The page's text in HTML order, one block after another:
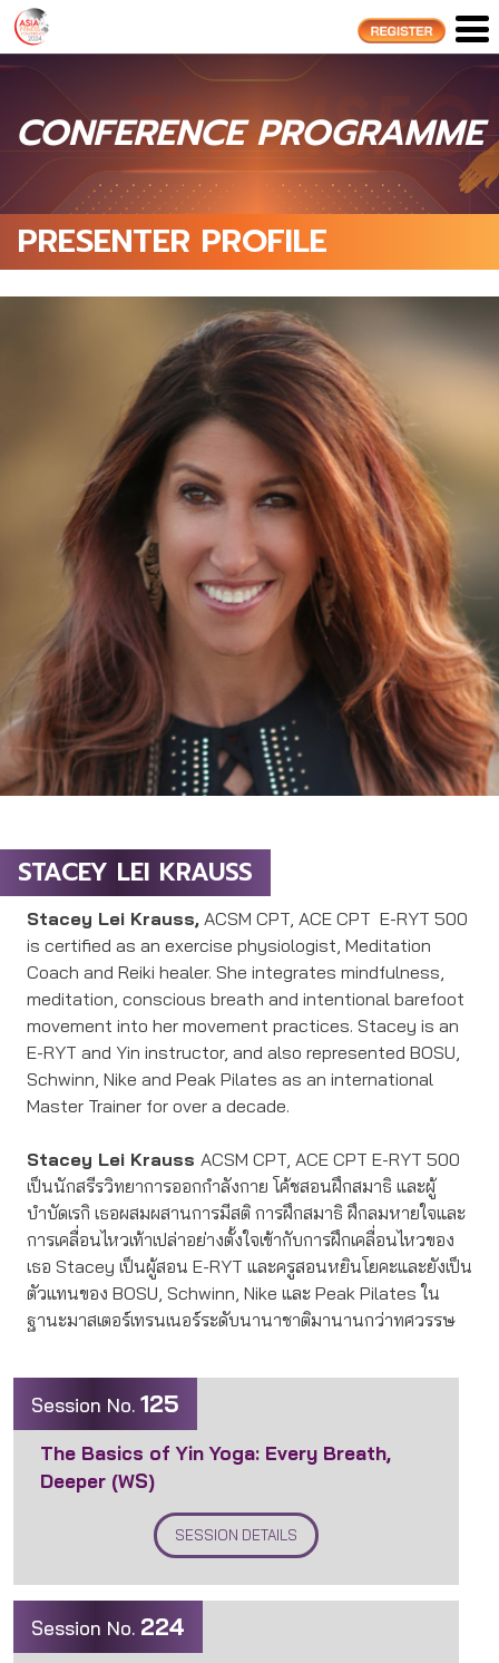
CONFERENCE PROGRAMME
PRESENTER PROFILE
STACEY LEI KRAUSS
Stacey Lei Krauss, ACSM CPT, ACE CPT E-RYT 500
is certified as an exercise physiologist, Meditation
Coach and Reiki healer. She integrates mindfulness,
meditation, conscious breath and intentional barefoot
movement into her movement practices. Stacey is an
E-RYT and Yin instructor, and also represented BOSU,
Schwinn, Nike and Peak Pilates as an international
Master Trainer for over a decade.
Stacey Lei Krauss ACSM CPT, ACE CPT E-RYT 500
เป็นนักสรีรวิทยาการออกกำลังกาย โค้ชสอนฝึกสมาธิ และผู้
บำบัดเรกิ เธอผสมผสานการมีสติ การฝึกสมาธิ ฝึกลมหายใจและ
การเคลื่อนไหวเท้าเปล่าอย่างตั้งใจเข้ากับการฝึกเคลื่อนไหวของ
เธอ Stacey เป็นผู้สอน E-RYT และครูสอนหยินโยคะและยังเป็น
ตัวแทนของ BOSU, Schwinn, Nike และ Peak Pilates ใน
ฐานะมาสเตอร์เทรนเนอร์ระดับนานาชาติมานานกว่าทศวรรษ
Session No. 125
The Basics of Yin Yoga: Every Breath,
Deeper (WS)
SESSION DETAILS
Session No. 224